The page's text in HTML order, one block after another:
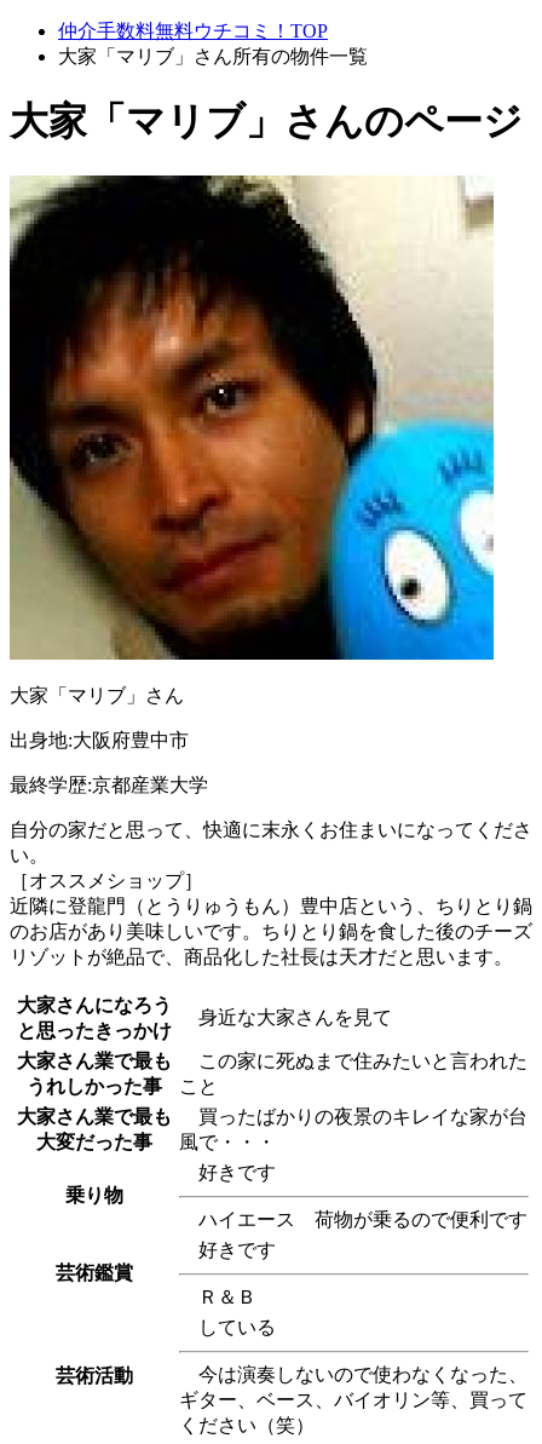
仲介手数料無料ウチコミ！TOP
大家「マリブ」さん所有の物件一覧
大家「マリブ」さんのページ
大家「マリブ」さん
出身地:大阪府豊中市
最終学歴:京都産業大学
自分の家だと思って、快適に末永くお住まいになってくださ
い。
［オススメショップ］
近隣に登龍門（とうりゅうもん）豊中店という、ちりとり鍋
のお店があり美味しいです。ちりとり鍋を食した後のチーズ
リゾットが絶品で、商品化した社長は天才だと思います。
大家さんになろう
と思ったきっかけ
身近な大家さんを見て
大家さん業で最も
うれしかった事
この家に死ぬまで住みたいと言われた
こと
大家さん業で最も
大変だった事
買ったばかりの夜景のキレイな家が台
風で・・・
乗り物
好きです
ハイエース 荷物が乗るので便利です
芸術鑑賞
好きです
Ｒ＆Ｂ
芸術活動
している
今は演奏しないので使わなくなった、
ギター、ベース、バイオリン等、買って
ください（笑）